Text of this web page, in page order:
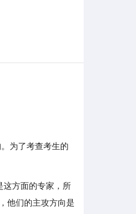
为了考查考生的
这方面的专家，所
他们的主攻方向是